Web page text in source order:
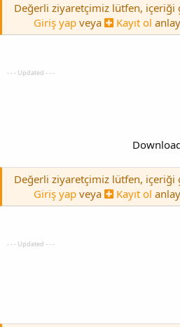
Değerli ziyaretçimiz lütfen,
Giriş yap veya Kayıt ol
- - - Updated - - -
Değerli ziyaretçimiz lütfen,
Giriş yap veya Kayıt ol
- - - Updated - - -